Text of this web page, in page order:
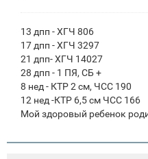
13 дпп - ХГЧ 806
17 дпп - ХГЧ 3297
21 дпп- ХГЧ 14027
28 дпп - 1 ПЯ, СБ +
8 нед - КТР 2 см, ЧСС 190
12 нед -КТР 6,5 см ЧСС 166
Мой здоровый ребенок